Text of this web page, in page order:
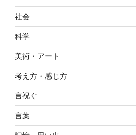
社会
科学
美術・アート
考え方・感じ方
言祝ぐ
言葉